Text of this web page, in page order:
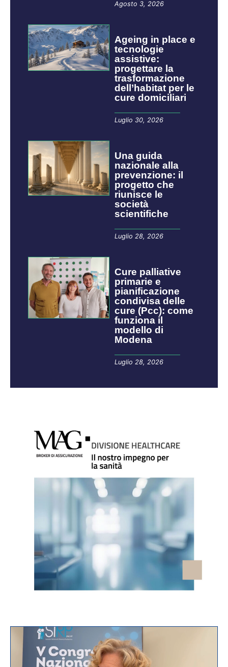
Agosto 3, 2026
Ageing in place e
tecnologie
assistive:
progettare la
trasformazione
dell’habitat per le
cure domiciliari
Luglio 30, 2026
​​​​Una guida
nazionale alla
prevenzione: il
progetto che
riunisce le
società
scientifiche
Luglio 28, 2026
Cure palliative
primarie e
pianificazione
condivisa delle
cure (Pcc): come
funziona il
modello di
Modena
Luglio 28, 2026
VIDEO